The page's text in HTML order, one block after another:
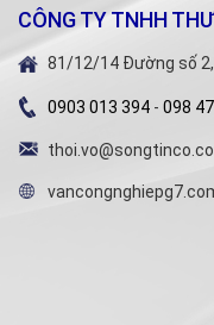
CÔNG TY TNHH
81/12/14 Đường số 2,
0903 013 394 - 098